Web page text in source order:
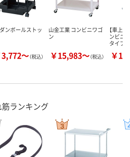
ンボールストッ
3,772～（税込）
山金工業 コンビニワゴ
ン
￥15,983～（税込）
【車上
ンビニ
タイプ
￥
ランキング